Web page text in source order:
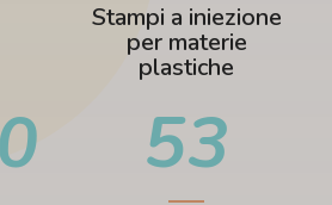
Stampi a iniezione
per materie
plastiche
0 53